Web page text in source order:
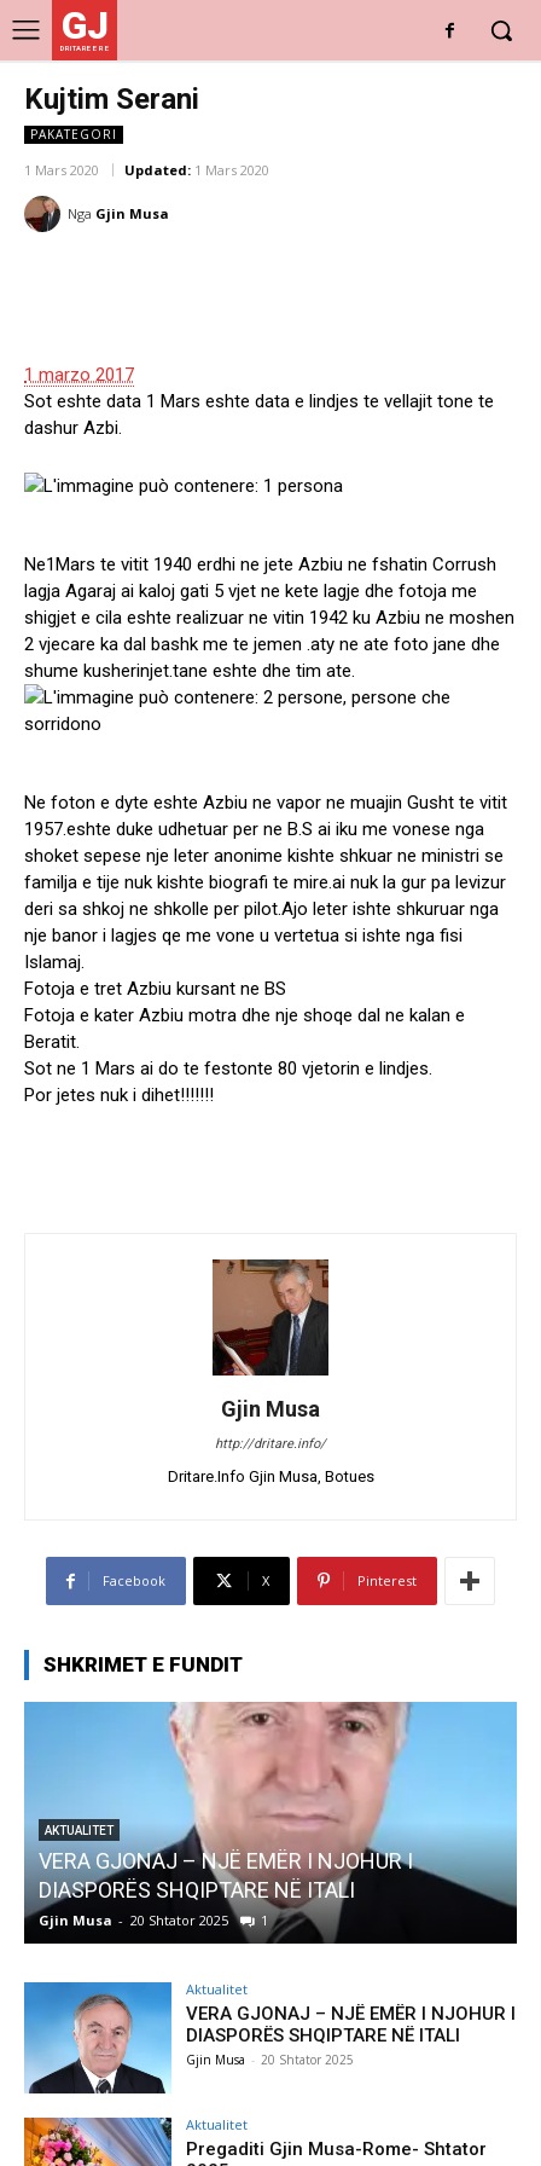
GJ
DRITARE E RE
Kujtim Serani
PAKATEGORI
1 Mars 2020 Updated: 1 Mars 2020
Nga Gjin Musa
1 marzo 2017
Sot eshte data 1 Mars eshte data e lindjes te vellajit tone te
dashur Azbi.
Ne1Mars te vitit 1940 erdhi ne jete Azbiu ne fshatin Corrush
lagja Agaraj ai kaloj gati 5 vjet ne kete lagje dhe fotoja me
shigjet e cila eshte realizuar ne vitin 1942 ku Azbiu ne moshen
2 vjecare ka dal bashk me te jemen .aty ne ate foto jane dhe
shume kusherinjet.tane eshte dhe tim ate.
Ne foton e dyte eshte Azbiu ne vapor ne muajin Gusht te vitit
1957.eshte duke udhetuar per ne B.S ai iku me vonese nga
shoket sepese nje leter anonime kishte shkuar ne ministri se
familja e tije nuk kishte biografi te mire.ai nuk la gur pa levizur
deri sa shkoj ne shkolle per pilot.Ajo leter ishte shkuruar nga
nje banor i lagjes qe me vone u vertetua si ishte nga fisi
Islamaj.
Fotoja e tret Azbiu kursant ne BS
Fotoja e kater Azbiu motra dhe nje shoqe dal ne kalan e
Beratit.
Sot ne 1 Mars ai do te festonte 80 vjetorin e lindjes.
Por jetes nuk i dihet!!!!!!!
Gjin Musa
http://dritare.info/
Dritare.Info Gjin Musa, Botues
Facebook X Pinterest
SHKRIMET E FUNDIT
AKTUALITET
VERA GJONAJ – NJË EMËR I NJOHUR I
DIASPORËS SHQIPTARE NË ITALI
Gjin Musa - 20 Shtator 2025 1
Aktualitet
VERA GJONAJ – NJË EMËR I NJOHUR I
DIASPORËS SHQIPTARE NË ITALI
Gjin Musa - 20 Shtator 2025
Aktualitet
Pregaditi Gjin Musa-Rome- Shtator